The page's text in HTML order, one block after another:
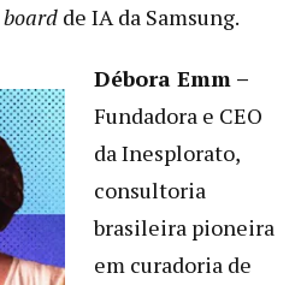
board de IA da Samsung.
Débora Emm –
Fundadora e CEO
da Inesplorato,
consultoria
brasileira pioneira
em curadoria de